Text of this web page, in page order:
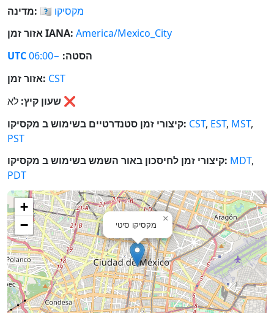
מדינה: 🇲🇽 מקסיקו
אזור זמן IANA: America/Mexico_City
UTC
הסטה: −06:00
אזור זמן: CST
שעון קיץ: ❌
קיצורי זמן סטנדרטיים בשימוש ב מקסיקו: CST, EST, MST,
PST
קיצורי זמן לחיסכון באור השמש בשימוש ב מקסיקו: MDT,
PDT
מקסיקו סיטי
×
+
−